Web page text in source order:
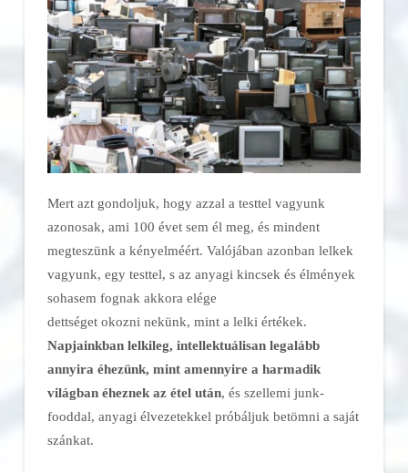
Mert azt gondoljuk, hogy azzal a testtel vagyunk
azonosak, ami 100 évet sem él meg, és mindent
megteszünk a kényelméért. Valójában azonban lelkek
vagyunk, egy testtel, s az anyagi kincsek és élmények
sohasem fognak akkora elége
dettséget okozni nekünk, mint a lelki értékek.
Napjainkban lelkileg, intellektuálisan legalább
annyira éhezünk, mint amennyire a harmadik
világban éheznek az étel után, és szellemi junk-
fooddal, anyagi élvezetekkel próbáljuk betömni a saját
szánkat.